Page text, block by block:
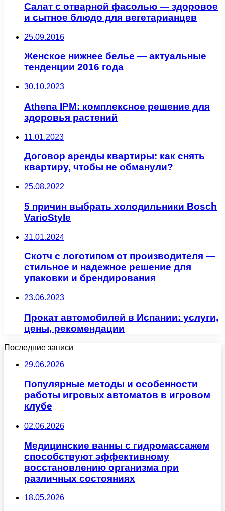
Салат с отварной фасолью — здоровое
и сытное блюдо для вегетарианцев
25.09.2016
Женское нижнее белье — актуальные
тенденции 2016 года
30.10.2023
Athena IPM: комплексное решение для
здоровья растений
11.01.2023
Договор аренды квартиры: как снять
квартиру, чтобы не обманули?
25.08.2022
5 причин выбрать холодильники Bosch
VarioStyle
31.01.2024
Скотч с логотипом от производителя —
стильное и надежное решение для
упаковки и брендирования
23.06.2023
Прокат автомобилей в Испании: услуги,
цены, рекомендации
Последние записи
29.06.2026
Популярные методы и особенности
работы игровых автоматов в игровом
клубе
02.06.2026
Медицинские ванны с гидромассажем
способствуют эффективному
восстановлению организма при
различных состояниях
18.05.2026